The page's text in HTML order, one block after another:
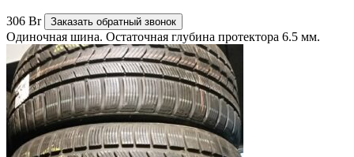
306 Br Заказать обратный звонок
Одиночная шина. Остаточная глубина протектора 6.5 мм.